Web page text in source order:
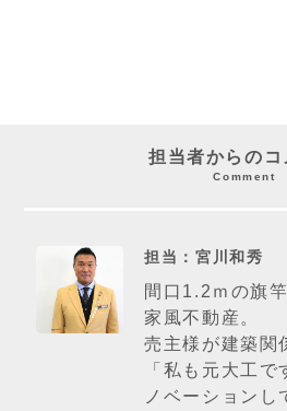
担当者からのコ
Comment
担当：宮川和秀
間口1.2ｍの旗
家風不動産。
売主様が建築関
「私も元大工
ノベーションし